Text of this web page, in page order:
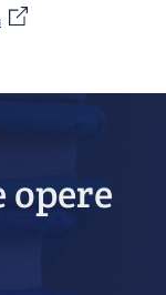
opere